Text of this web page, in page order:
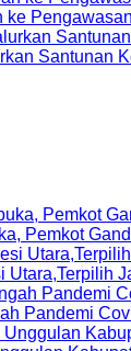
Santunan
Pemkot
Pandemi